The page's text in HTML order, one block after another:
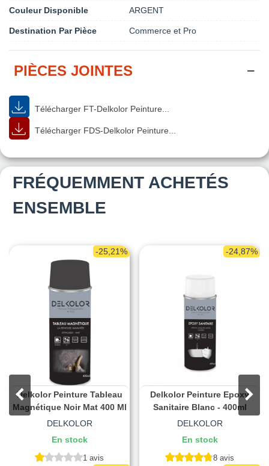
Couleur Disponible ARGENT
Destination Par Pièce Commerce et Pro
PIÈCES JOINTES
Télécharger FT-Delkolor Peinture...
Télécharger FDS-Delkolor Peinture...
FRÉQUEMMENT ACHETÉS
ENSEMBLE
-25,21%
Delkolor Peinture Tableau
Magnétique Noir Mat 400 Ml
DELKOLOR
En stock
1 avis
-24,87%
Delkolor Peinture Epoxy
Sanitaire Blanc - 400ml
DELKOLOR
En stock
8 avis